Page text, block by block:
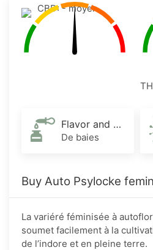
CBD: - moyen
Flavor and Aroma
De baies
Buy Auto Psylocke
La variéré féminisée à
soumet facilement à la
de l’indore et en pleine terre.